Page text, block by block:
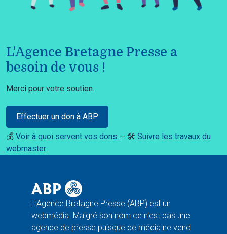
L'Agence Bretagne Presse a
besoin de vous !
Merci pour votre soutien.
Effectuer un don à ABP
💰 Voir à quoi servent vos dons — 🛠️ Suivre les travaux du
webmaster
L'Agence Bretagne Presse (ABP) est un
webmédia. Malgré son nom ce n'est pas une
agence de presse puisque ce média ne vend